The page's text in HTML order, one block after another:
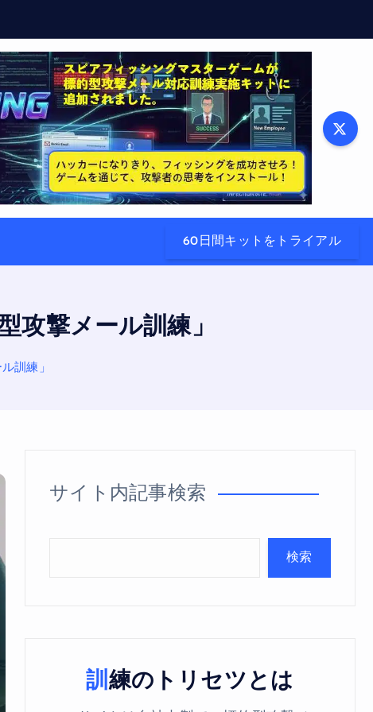
60日間キットをトライアル
攻撃メール訓練」
訓練」
サイト内記事検索
検索
訓練のトリセツとは